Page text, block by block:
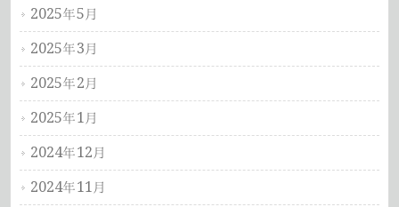
2025年5月
2025年3月
2025年2月
2025年1月
2024年12月
2024年11月